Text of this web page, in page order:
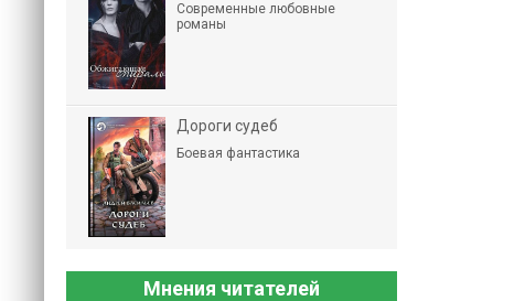
Современные любовные
романы
Дороги судеб
Боевая фантастика
Мнения читателей